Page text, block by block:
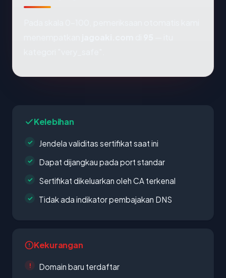
Kelebihan
Jendela validitas sertifikat saat ini
Dapat dijangkau pada port standar
Sertifikat dikeluarkan oleh CA terkenal
Tidak ada indikator pembajakan DNS
Kekurangan
Domain baru terdaftar